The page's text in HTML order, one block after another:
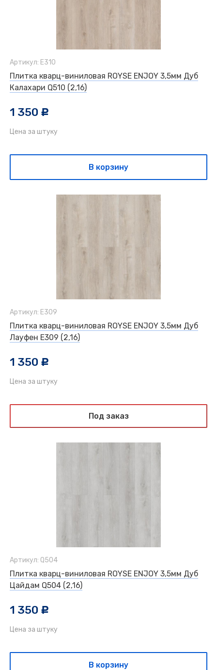
Артикул: Е310
Плитка кварц-виниловая ROYSE ENJOY 3,5мм Дуб
Калахари Q510 (2,16)
1 350 c
Цена за штуку
В корзину
Артикул: Е309
Плитка кварц-виниловая ROYSE ENJOY 3,5мм Дуб
Лауфен Е309 (2,16)
1 350 c
Цена за штуку
Под заказ
Артикул: Q504
Плитка кварц-виниловая ROYSE ENJOY 3,5мм Дуб
Цайдам Q504 (2,16)
1 350 c
Цена за штуку
В корзину